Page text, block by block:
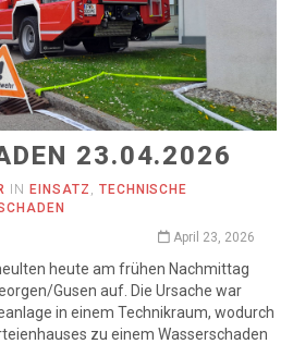
23.04.2026
INEINSATZ
TECHNISCHE
April 23, 2026
heute am frühen Nachmittag
Gusen auf. Die Ursache war
in einem Technikraum, wodurch
zu einem Wasserschaden